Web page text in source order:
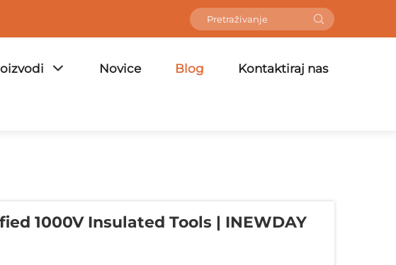
Novice Blog Kontaktiraj nas
1000V Insulated Tools | INEWDAY